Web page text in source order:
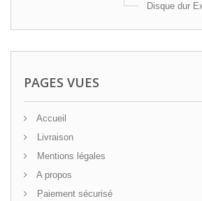
Disque dur
PAGES VUES
Accueil
Livraison
Mentions légales
A propos
Paiement sécurisé